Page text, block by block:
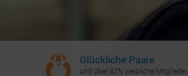
Glückliche Paare
und über 42% weibliche Mitglieder.